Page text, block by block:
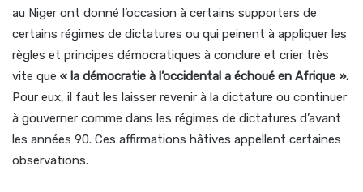
au Niger ont donné l’occasion à certains supporters de
certains régimes de dictatures ou qui peinent à appliquer les
règles et principes démocratiques à conclure et crier très
vite que « la démocratie à l’occidental a échoué en Afrique ».
Pour eux, il faut les laisser revenir à la dictature ou continuer
à gouverner comme dans les régimes de dictatures d’avant
les années 90. Ces affirmations hâtives appellent certaines
observations.